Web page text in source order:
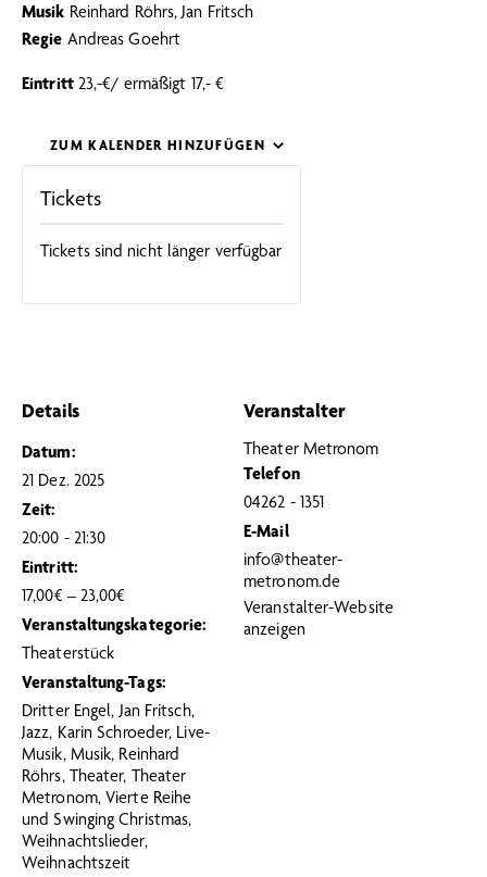
Musik Reinhard Röhrs, Jan Fritsch
Regie Andreas Goehrt
Eintritt 23,-€/ ermäßigt 17,- €
ZUM KALENDER HINZUFÜGEN
Details
Datum:
21 Dez. 2025
Zeit:
20:00 - 21:30
Eintritt:
17,00€ – 23,00€
Veranstaltungskategorie:
Theaterstück
Veranstaltung-Tags:
Dritter Engel, Jan Fritsch,
Jazz, Karin Schroeder, Live-
Musik, Musik, Reinhard
Röhrs, Theater, Theater
Metronom,Vierte Reihe
und Swinging Christmas,
Weihnachtslieder,
Weihnachtszeit
Veranstalter
Theater Metronom
Telefon
04262 - 1351
E-Mail
info@theater-
metronom.de
Veranstalter-Website
anzeigen
Tickets
Tickets sind nicht länger verfügbar